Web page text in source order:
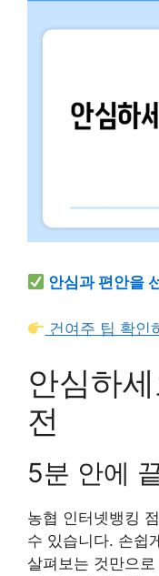
안심과 편안을
건여주 팁 확인
안심하
전
5분 안에
농협 인터넷뱅킹
수 있습니다. 손쉽
살펴보는 것만으